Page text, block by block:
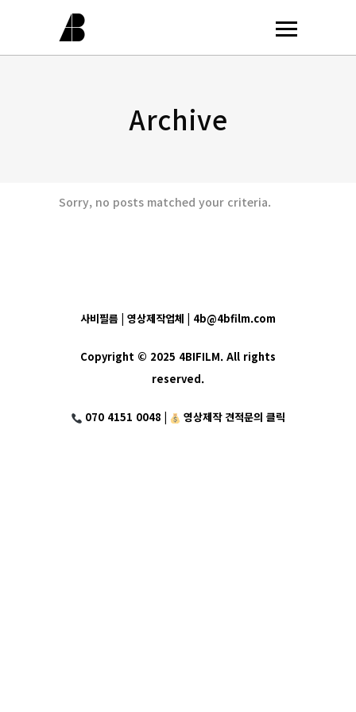
Archive
Sorry, no posts matched your criteria.
사비필름 | 영상제작업체 | 4b@4bfilm.com
Copyright © 2025 4BIFILM. All rights
reserved.
070 4151 0048 | 영상제작 견적문의 클릭